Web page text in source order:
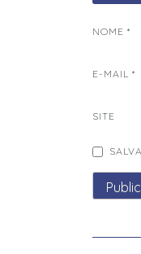
NOME *
E-MAIL *
SITE